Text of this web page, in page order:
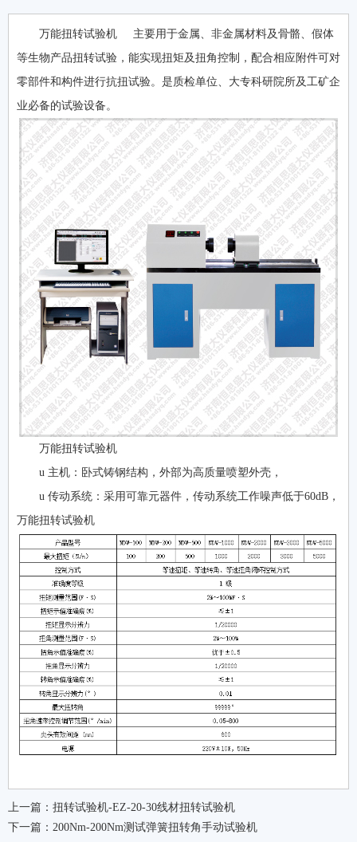
万能扭转试验机 主要用于金属、非金属材料及骨骼、假体
等生物产品扭转试验，能实现扭矩及扭角控制，配合相应附件可对
零部件和构件进行抗扭试验。是质检单位、大专科研院所及工矿企
业必备的试验设备。
万能扭转试验机
u 主机：卧式铸钢结构，外部为高质量喷塑外壳，
u 传动系统：采用可靠元器件，传动系统工作噪声低于60dB，
万能扭转试验机
上一篇： 扭转试验机-EZ-20-30线材扭转试验机
下一篇： 200Nm-200Nm测试弹簧扭转角手动试验机